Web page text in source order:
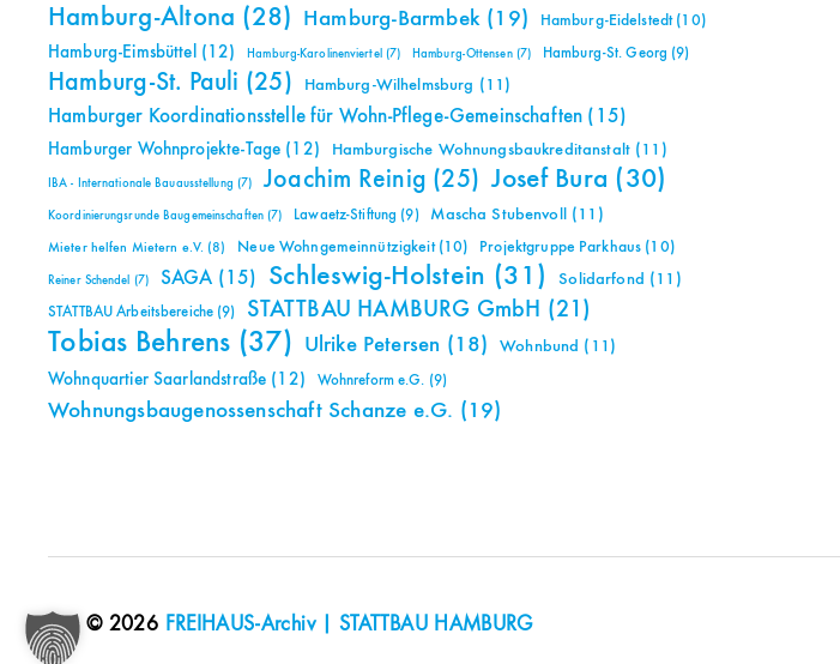
Hamburg-Altona (28) Hamburg-Barmbek (19) Hamburg-Eidelstedt(10)
Hamburg-Eimsbüttel (12) Hamburg-Karolinenviertel (7) Hamburg-Ottensen(7) Hamburg-St. Georg (9)
Hamburg-St. Pauli (25) Hamburg-Wilhelmsburg (11)
Hamburger Koordinationsstelle für Wohn-Pflege-Gemeinschaften (15)
Hamburger Wohnprojekte-Tage (12) Hamburgische Wohnungsbaukreditanstalt (11)
IBA - Internationale Bauausstellung (7) Joachim Reinig (25) Josef Bura (30)
Koordinierungsrunde Baugemeinschaften(7) Lawaetz-Stiftung (9) Mascha Stubenvoll (11)
Mieter helfen Mietern e.V. (8) Neue Wohngemeinnützigkeit(10) Projektgruppe Parkhaus (10)
Reiner Schendel (7) SAGA (15) Schleswig-Holstein (31) Solidarfond (11)
STATTBAU Arbeitsbereiche (9) STATTBAU HAMBURG GmbH (21)
Tobias Behrens (37) Ulrike Petersen (18) Wohnbund (11)
Wohnquartier Saarlandstraße (12) Wohnreform e.G. (9)
Wohnungsbaugenossenschaft Schanze e.G. (19)
© 2026 FREIHAUS-Archiv | STATTBAU HAMBURG